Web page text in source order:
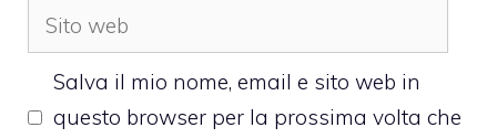
Sito
web
Salva il mio nome, email e sito web in
questo browser per la prossima volta che